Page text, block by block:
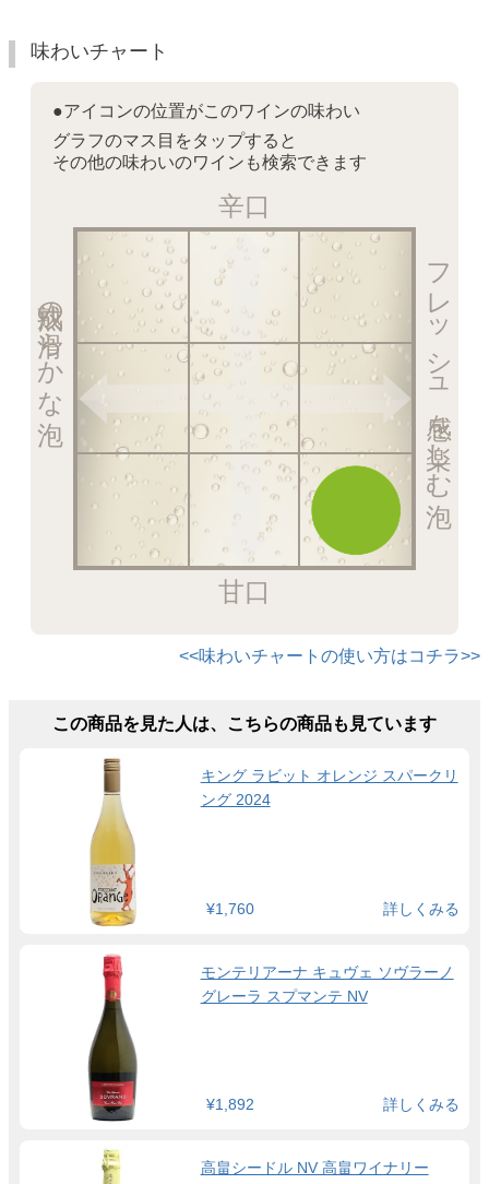
味わいチャート
●アイコンの位置がこのワインの味わい
グラフのマス目をタップすると
その他の味わいのワインも検索できます
辛口
フレッシュ感を楽しむ泡
甘口
熟成の滑らかな泡
<<味わいチャートの使い方はコチラ>>
この商品を見た人は、こちらの商品も見ています
キング ラビット オレンジ スパークリ
ング 2024
¥1,760 詳しくみる
モンテリアーナ キュヴェ ソヴラーノ
グレーラ スプマンテ NV
¥1,892 詳しくみる
高畠シードル NV 高畠ワイナリー